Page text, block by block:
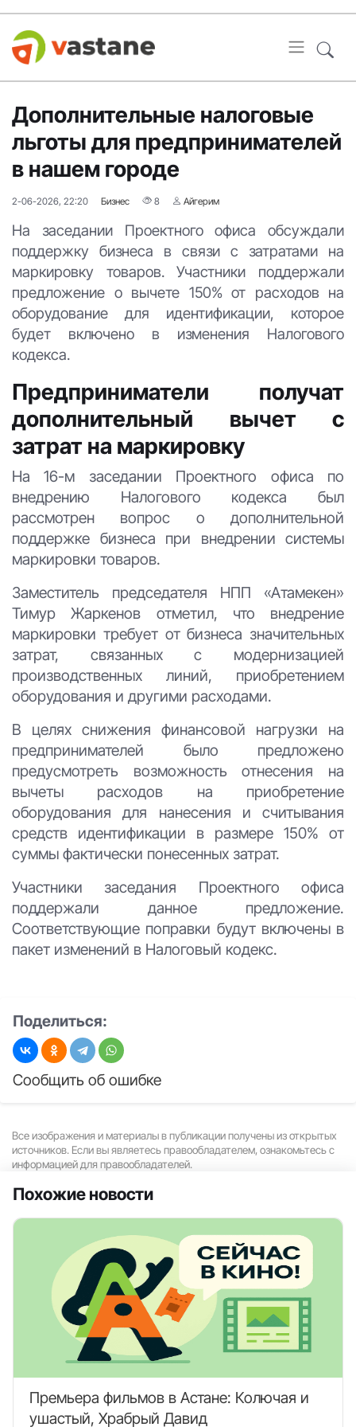
Дополнительные налоговые
льготы для предпринимателей
в нашем городе
2-06-2026, 22:20 Бизнес 8 Айгерим
На заседании Проектного офиса обсуждали
поддержку бизнеса в связи с затратами на
маркировку товаров. Участники поддержали
предложение о вычете 150% от расходов на
оборудование для идентификации, которое
будет включено в изменения Налогового
кодекса.
Предприниматели получат
дополнительный вычет с
затрат на маркировку
На 16-м заседании Проектного офиса по
внедрению Налогового кодекса был
рассмотрен вопрос о дополнительной
поддержке бизнеса при внедрении системы
маркировки товаров.
Заместитель председателя НПП «Атамекен»
Тимур Жаркенов отметил, что внедрение
маркировки требует от бизнеса значительных
затрат, связанных с модернизацией
производственных линий, приобретением
оборудования и другими расходами.
В целях снижения финансовой нагрузки на
предпринимателей было предложено
предусмотреть возможность отнесения на
вычеты расходов на приобретение
оборудования для нанесения и считывания
средств идентификации в размере 150% от
суммы фактически понесенных затрат.
Участники заседания Проектного офиса
поддержали данное предложение.
Соответствующие поправки будут включены в
пакет изменений в Налоговый кодекс.
Поделиться:
Сообщить об ошибке
Все изображения и материалы в публикации получены из открытых
источников. Если вы являетесь правообладателем, ознакомьтесь с
информацией для правообладателей.
Похожие новости
Премьера фильмов в Астане: Колючая и
ушастый, Храбрый Давид